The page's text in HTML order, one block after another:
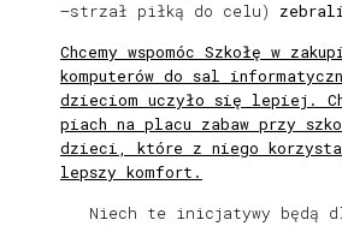
–strzał piłką do celu)
Chcemy wspomóc Szkołę w
komputerów do sal
dzieciom uczyło się lepiej.
piach na placu zabaw przy
dzieci, które z niego
lepszy komfort.
Niech te inicjatywy będą